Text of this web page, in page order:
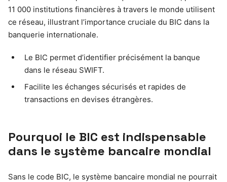
11 000 institutions financières à travers le monde utilisent
ce réseau, illustrant l’importance cruciale du BIC dans la
banquerie internationale.
Le BIC permet d’identifier précisément la banque
dans le réseau SWIFT.
Facilite les échanges sécurisés et rapides de
transactions en devises étrangères.
Pourquoi le BIC est indispensable
dans le système bancaire mondial
Sans le code BIC, le système bancaire mondial ne pourrait